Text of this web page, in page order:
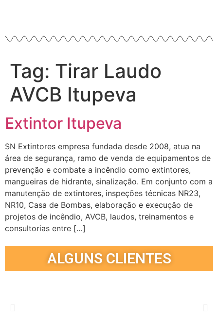
Tag: Tirar Laudo
AVCB Itupeva
Extintor Itupeva
SN Extintores empresa fundada desde 2008, atua na
área de segurança, ramo de venda de equipamentos de
prevenção e combate a incêndio como extintores,
mangueiras de hidrante, sinalização. Em conjunto com a
manutenção de extintores, inspeções técnicas NR23,
NR10, Casa de Bombas, elaboração e execução de
projetos de incêndio, AVCB, laudos, treinamentos e
consultorias entre […]
ALGUNS CLIENTES